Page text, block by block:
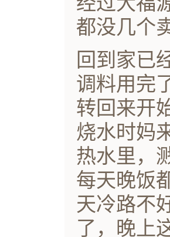
都没几个
回到家已
调料用完
转回来开
烧水时妈
热水里，
每天晚饭
天冷路不
了，晚上